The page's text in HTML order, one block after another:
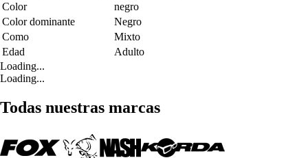
Color
negro
Color dominante
Negro
Como
Mixto
Edad
Adulto
Loading...
Loading...
Todas nuestras marcas